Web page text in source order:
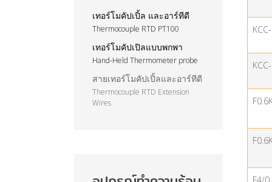
เทอร์โมคัปเปิ้ล และอาร์ทีดี
Thermocouple RTD PT100
เทอร์โมคัปเปิลแบบพกพา
Hand-Held Thermometer probe
สายเทอร์โมคัปเปิ้ลและอาร์ทีดี
Thermocouple RTD Extension
Wires